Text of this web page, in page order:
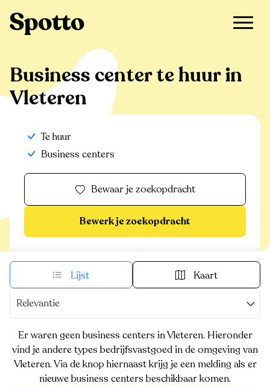
Vleteren
Business center te huur in
Vleteren
Te huur
Business centers
Bewaar je zoekopdracht
Bewerk je zoekopdracht
Lijst Kaart
Relevantie
Er waren geen business centers in Vleteren. Hieronder
vind je andere types bedrijfsvastgoed in de omgeving van
Vleteren. Via de knop hiernaast krijg je een melding als er
nieuwe business centers beschikbaar komen.